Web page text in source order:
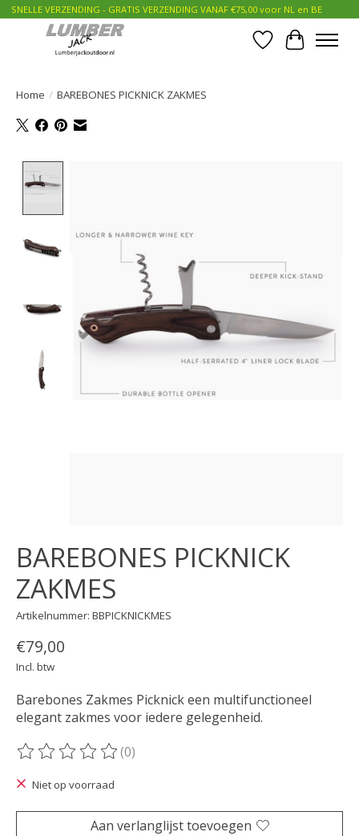
SNELLE VERZENDING - GRATIS VERZENDING VANAF €75,00 voor NL en BE
Verlanglijst
Home / BAREBONES PICKNICK ZAKMES
BAREBONES PICKNICK
ZAKMES
Artikelnummer: BBPICKNICKMES
€79,00
Incl. btw
Barebones Zakmes Picknick een multifunctioneel
elegant zakmes voor iedere gelegenheid.
De beoordeling van dit product is
(0)
Niet op voorraad
Aan verlanglijst toevoegen